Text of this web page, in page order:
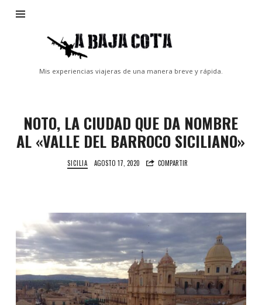
Baja
Cota
Mis experiencias viajeras de una manera breve y rápida.
NOTO, LA CIUDAD QUE DA NOMBRE
AL «VALLE DEL BARROCO SICILIANO»
SICILIA AGOSTO 17, 2020 COMPARTIR